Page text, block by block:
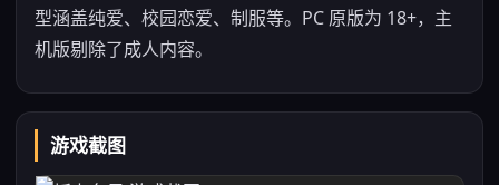
型涵盖纯爱、校园恋爱、制服等。PC 原版为 18+，主
机版剔除了成人内容。
游戏截图